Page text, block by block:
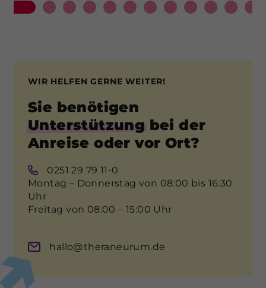
WIR HELFEN GERNE WEITER!
Sie benötigen
Unterstützung bei der
Anreise oder vor Ort?
0251 29 79 11-0
Montag – Donnerstag von 08:00 bis 16:30
Uhr
Freitag von 08:00 – 15:00 Uhr
hallo@theraneurum.de